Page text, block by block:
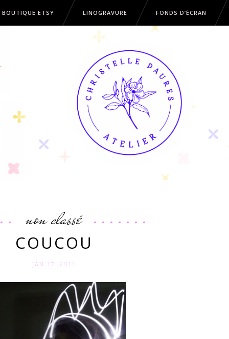
BOUTIQUE ETSY LINOGRAVURE FONDS D’ÉCRAN
non classé
COUCOU
JAN 17. 2011